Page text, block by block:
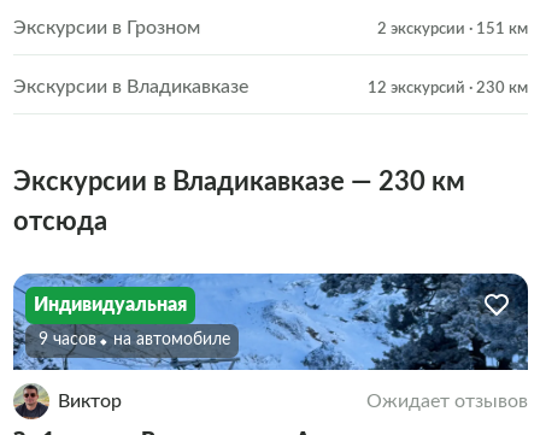
Экскурсии в Грозном 2 экскурсии · 151 км
Экскурсии в Владикавказе 12 экскурсий · 230 км
Экскурсии в Владикавказе — 230 км
отсюда
Индивидуальная
9 часов На автомобиле
Виктор Ожидает отзывов